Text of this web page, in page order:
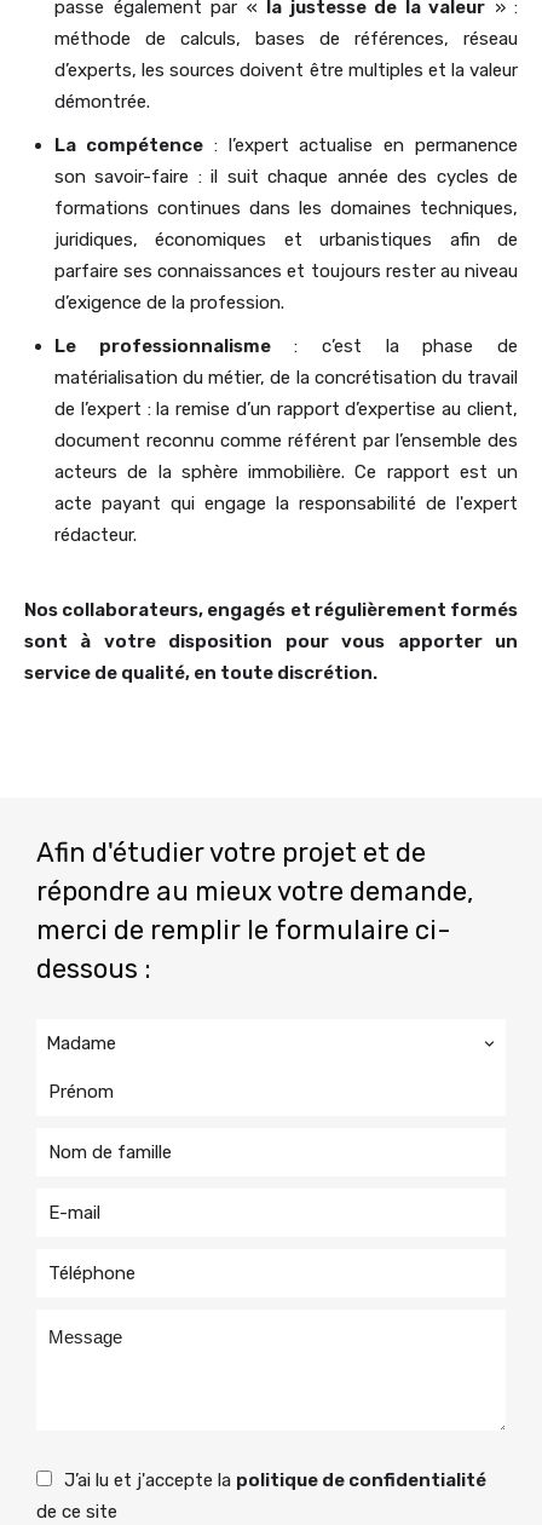
passe également par « la justesse de la valeur » :
méthode de calculs, bases de références, réseau
d’experts, les sources doivent être multiples et la valeur
démontrée.
La compétence: l’expert actualise en permanence
son savoir-faire : il suit chaque année des cycles de
formations continues dans les domaines techniques,
juridiques, économiques et urbanistiques afin de
parfaire ses connaissances et toujours rester au niveau
d’exigence de la profession.
Le professionnalisme: c’est la phase de
matérialisation du métier, de la concrétisation du travail
de l’expert : la remise d’un rapport d’expertise au client,
document reconnu comme référent par l’ensemble des
acteurs de la sphère immobilière. Ce rapport est un
acte payant qui engage la responsabilité de l'expert
rédacteur.
Nos collaborateurs, engagés et régulièrement formés
sont à votre disposition pour vous apporter un
service de qualité, en toute discrétion.
Afin d'étudier votre projet et de
répondre au mieux votre demande,
merci de remplir le formulaire ci-
dessous :
Madame
J’ai lu et j'accepte la politique de confidentialité
de ce site